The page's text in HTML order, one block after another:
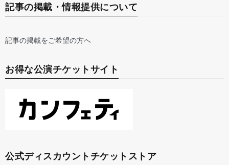
記事の掲載・情報提供について
記事の掲載をご希望の方へ
お得な公演チケットサイト
公式ディスカウントチケットストア